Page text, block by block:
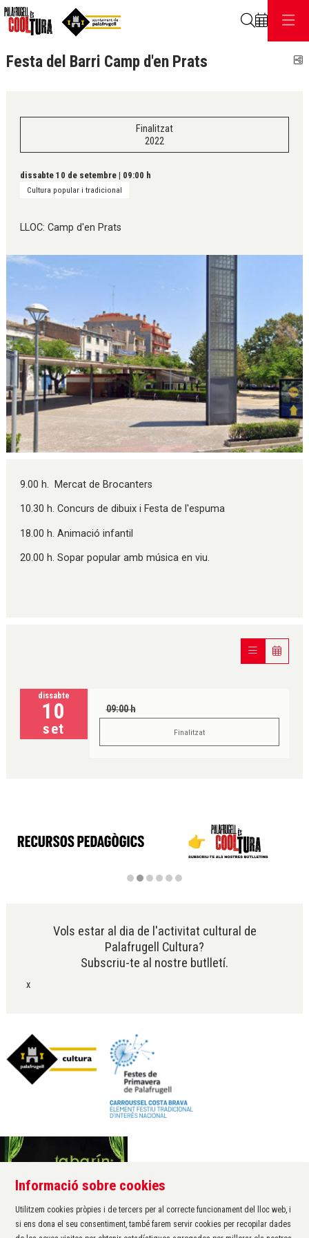
Festa del Barri Camp d'en Prats
Finalitzat
2022
dissabte 10 de setembre | 09:00 h
Cultura popular i tradicional
LLOC: Camp d'en Prats
9.00 h. Mercat de Brocanters
10.30 h. Concurs de dibuix i Festa de l'espuma
18.00 h. Animació infantil
20.00 h. Sopar popular amb música en viu.
dissabte
10
set
09:00 h
Finalitzat
Vols estar al dia de l'activitat cultural de
Palafrugell Cultura?
Subscriu-te al nostre butlletí.
x
Àrea de cultura de l'Ajuntament de Palafrugell
Carrer Santa Margarida, 1
17200 Palafrugell
972 611 172 · cultura@palafrugell.cat
Informació sobre cookies
Utilitzem cookies pròpies i de tercers per al correcte funcionament del lloc web, i
si ens dona el seu consentiment, també farem servir cookies per recopilar dades